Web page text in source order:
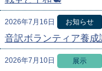
2026年7月16日 お知らせ
音訳ボランティア養成
2026年7月10日 展示